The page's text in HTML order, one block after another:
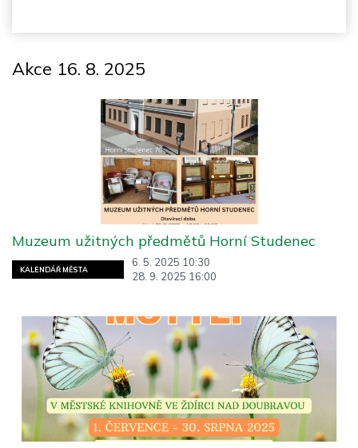
Akce 16. 8. 2025
KALENDÁŘ MĚSTA
6. 5. 2025 10:30
28. 9. 2025 16:00
Muzeum užitných předmětů Horní Studenec